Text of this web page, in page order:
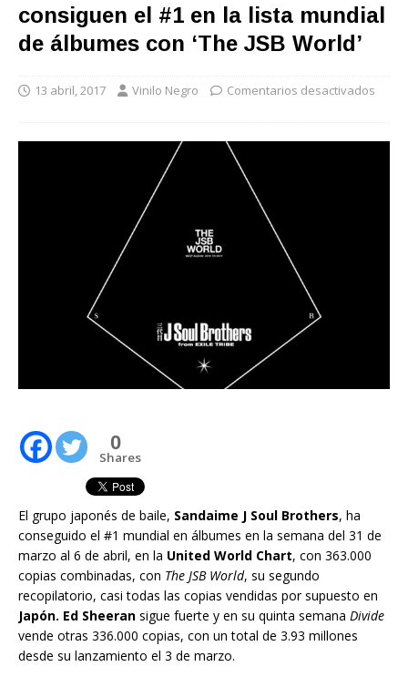
consiguen el #1 en la lista mundial
de álbumes con ‘The JSB World’
13 abril, 2017 Vinilo Negro Comentarios desactivados
0
Shares
El grupo japonés de baile, Sandaime J Soul Brothers, ha
conseguido el #1 mundial en álbumes en la semana del 31 de
marzo al 6 de abril, en la United World Chart, con 363.000
copias combinadas, con The JSB World, su segundo
recopilatorio, casi todas las copias vendidas por supuesto en
Japón. Ed Sheeran sigue fuerte y en su quinta semana Divide
vende otras 336.000 copias, con un total de 3.93 millones
desde su lanzamiento el 3 de marzo.